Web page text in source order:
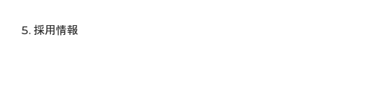
採用情報